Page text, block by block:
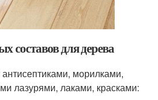
составов для дерева
морилками,
лазурями, лаками, красками: